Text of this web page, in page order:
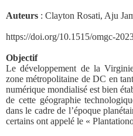
Auteurs : Clayton Rosati, Aju
https://doi.org/10.1515/omgc-
Objectif
Le développement de la
zone métropolitaine de DC en
numérique mondialisé est bien
de cette géographie
dans le cadre de l’époque
certains ont appelé le «